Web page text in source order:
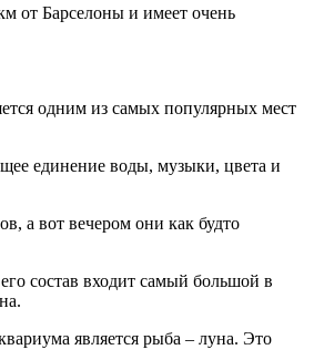
от Барселоны и имеет очень
одним из самых популярных мест
единение воды, музыки, цвета и
а вот вечером они как будто
состав входит самый большой в
является рыба – луна. Это